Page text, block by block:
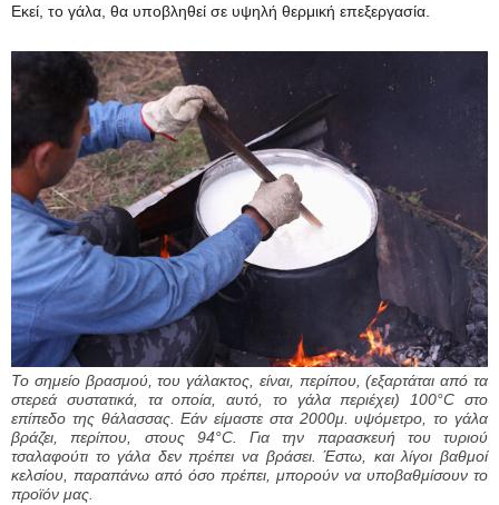
Εκεί, το γάλα, θα υποβληθεί σε υψηλή θερμική επεξεργασία.
Το σημείο βρασμού, του γάλακτος, είναι, περίπου, (εξαρτάται από τα
στερεά συστατικά, τα οποία, αυτό, το γάλα περιέχει) 100°C στο
επίπεδο της θάλασσας. Εάν είμαστε στα 2000μ. υψόμετρο, το γάλα
βράζει, περίπου, στους 94°C. Για την παρασκευή του τυριού
τσαλαφούτι το γάλα δεν πρέπει να βράσει. Έστω, και λίγοι βαθμοί
κελσίου, παραπάνω από όσο πρέπει, μπορούν να υποβαθμίσουν το
προϊόν μας.